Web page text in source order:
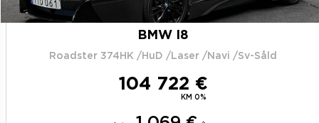
BMW I8
Roadster 374HK /HuD /Laser /Navi /Sv-Såld
104 722 €
KM 0%